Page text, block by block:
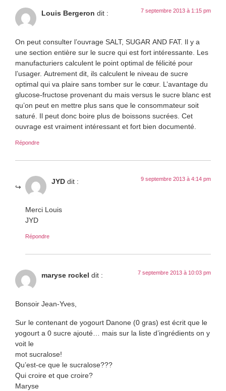
Louis Bergeron dit : 7 septembre 2013 à 1:15 pm
On peut consulter l’ouvrage SALT, SUGAR AND FAT. Il y a
une section entière sur le sucre qui est fort intéressante. Les
manufacturiers calculent le point optimal de félicité pour
l’usager. Autrement dit, ils calculent le niveau de sucre
optimal qui va plaire sans tomber sur le cœur. L’avantage du
glucose-fructose provenant du mais versus le sucre blanc est
qu’on peut en mettre plus sans que le consommateur soit
saturé. Il peut donc boire plus de boissons sucrées. Cet
ouvrage est vraiment intéressant et fort bien documenté.
Répondre
JYD dit : 9 septembre 2013 à 4:14 pm
Merci Louis
JYD
Répondre
maryse rockel dit : 7 septembre 2013 à 10:03 pm
Bonsoir Jean-Yves,
Sur le contenant de yogourt Danone (0 gras) est écrit que le
yogourt a 0 sucre ajouté… mais sur la liste d’ingrédients on y
voit le
mot sucralose!
Qu’est-ce que le sucralose???
Qui croire et que croire?
Maryse